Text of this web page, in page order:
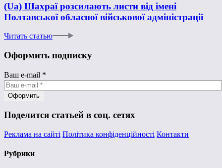
(Ua) Шахраї розсилають листи від імені
Полтавської обласної військової адміністрації
Читать статью
Оформить подписку
Ваш e-mail *
Поделится статьей в соц. сетях
Реклама на сайті Політика конфіденційності Контакти
Рубрики